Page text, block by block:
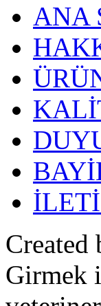
ANA
Created
Girmek